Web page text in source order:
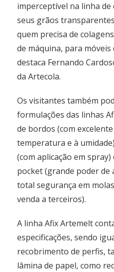
imperceptível na linha
seus grãos
quem precisa de
de máquina, para móveis
destaca Fernando
da Artecola.
Os visitantes também
formulações das linhas
de bordos (com
temperatura e à
(com aplicação em
pocket (grande poder
total segurança em
venda a terceiros).
A linha Afix Artemelt
especificações, sendo
recobrimento de perfis,
lâmina de papel, como